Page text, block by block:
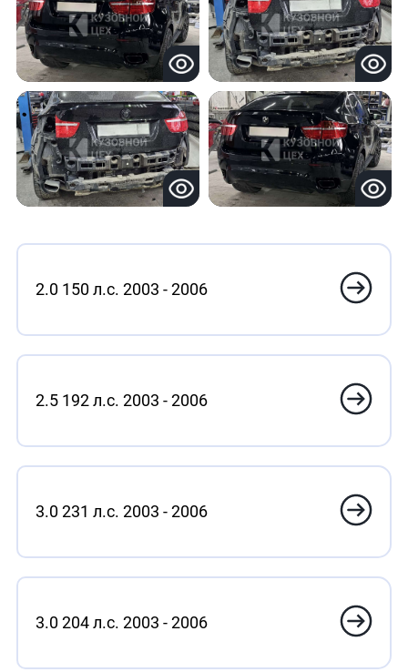
2.0 150 л.с. 2003 - 2006
2.5 192 л.с. 2003 - 2006
3.0 231 л.с. 2003 - 2006
3.0 204 л.с. 2003 - 2006